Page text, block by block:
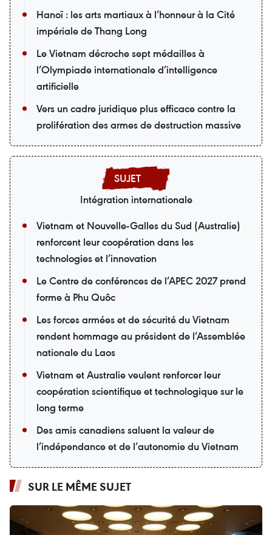
Hanoï : les arts martiaux à l’honneur à la Cité
impériale de Thang Long
Le Vietnam décroche sept médailles à
l’Olympiade internationale d’intelligence
artificielle
Vers un cadre juridique plus efficace contre la
prolifération des armes de destruction massive
Intégration internationale
Vietnam et Nouvelle-Galles du Sud (Australie)
renforcent leur coopération dans les
technologies et l’innovation
Le Centre de conférences de l’APEC 2027 prend
forme à Phu Quôc
Les forces armées et de sécurité du Vietnam
rendent hommage au président de l’Assemblée
nationale du Laos
Vietnam et Australie veulent renforcer leur
coopération scientifique et technologique sur le
long terme
Des amis canadiens saluent la valeur de
l’indépendance et de l’autonomie du Vietnam
SUR LE MÊME SUJET